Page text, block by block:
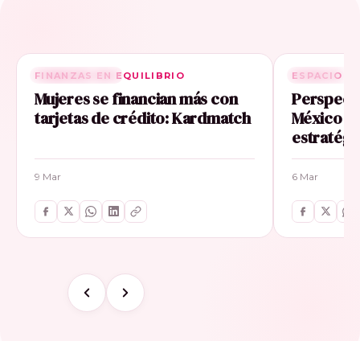
RELACIONADA
FINANZAS EN EQUILIBRIO
Mujeres se financian más con
tarjetas de crédito: Kardmatch
9 Mar
ESPACIO
México
6 Mar